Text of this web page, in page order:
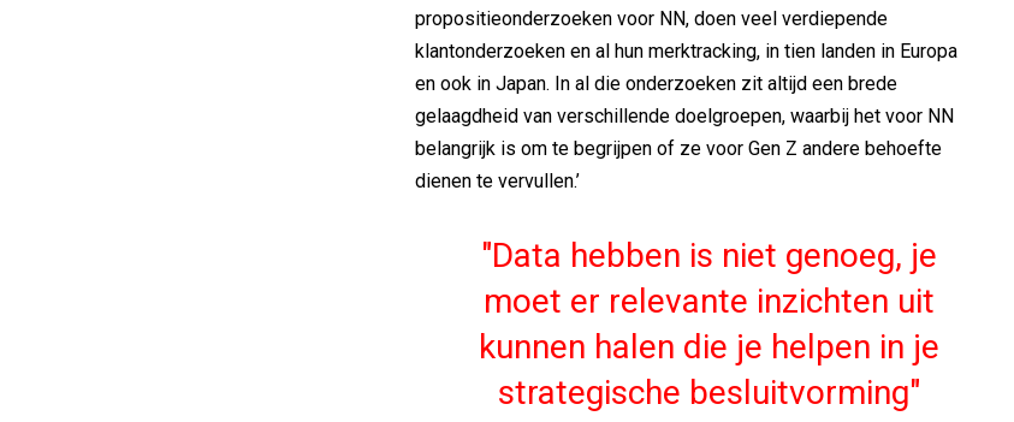
propositieonderzoeken voor NN, doen veel verdiepende
klantonderzoeken en al hun merktracking, in tien landen in Europa
en ook in Japan. In al die onderzoeken zit altijd een brede
gelaagdheid van verschillende doelgroepen, waarbij het voor NN
belangrijk is om te begrijpen of ze voor Gen Z andere behoefte
dienen te vervullen.’
Data hebben is niet genoeg, je
moet er relevante inzichten uit
kunnen halen die je helpen in je
strategische besluitvorming